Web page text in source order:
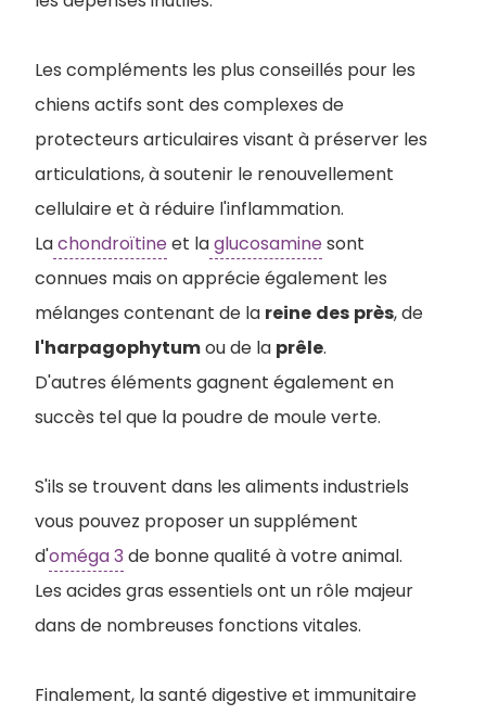
Les compléments les plus conseillés pour les
chiens actifs sont des complexes de
protecteurs articulaires visant à préserver les
articulations, à soutenir le renouvellement
cellulaire et à réduire l'inflammation.
Lachondroïtineet laglucosaminesont
connues mais on apprécie également les
mélanges contenant de la reine des près, de
l'harpagophytumou de la prêle.
D'autres éléments gagnent également en
succès tel que la poudre de moule verte.
S'ils se trouvent dans les aliments industriels
vous pouvez proposer un supplément
d'oméga 3 de bonne qualité à votre animal.
Les acides gras essentiels ont un rôle majeur
dans de nombreuses fonctions vitales.
Finalement, la santé digestive et immunitaire